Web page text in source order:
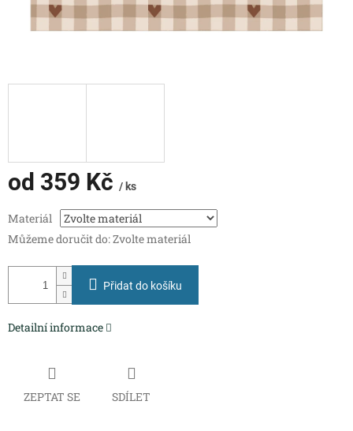
od 359 Kč / ks
cena:
Materiál
Můžeme doručit do:Zvolte materiál
Přidat do košíku
Detailní informace
ZEPTAT SE SDÍLET